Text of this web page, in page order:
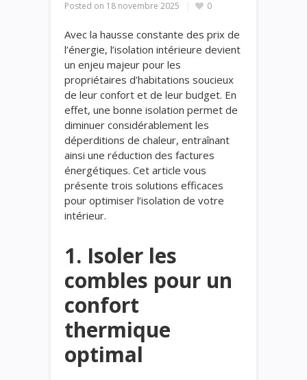
Posted on 18 novembre 2025 0
Avec la hausse constante des prix de
l’énergie, l’isolation intérieure devient
un enjeu majeur pour les
propriétaires d’habitations soucieux
de leur confort et de leur budget. En
effet, une bonne isolation permet de
diminuer considérablement les
déperditions de chaleur, entraînant
ainsi une réduction des factures
énergétiques. Cet article vous
présente trois solutions efficaces
pour optimiser l’isolation de votre
intérieur.
1. Isoler les
combles pour un
confort
thermique
optimal